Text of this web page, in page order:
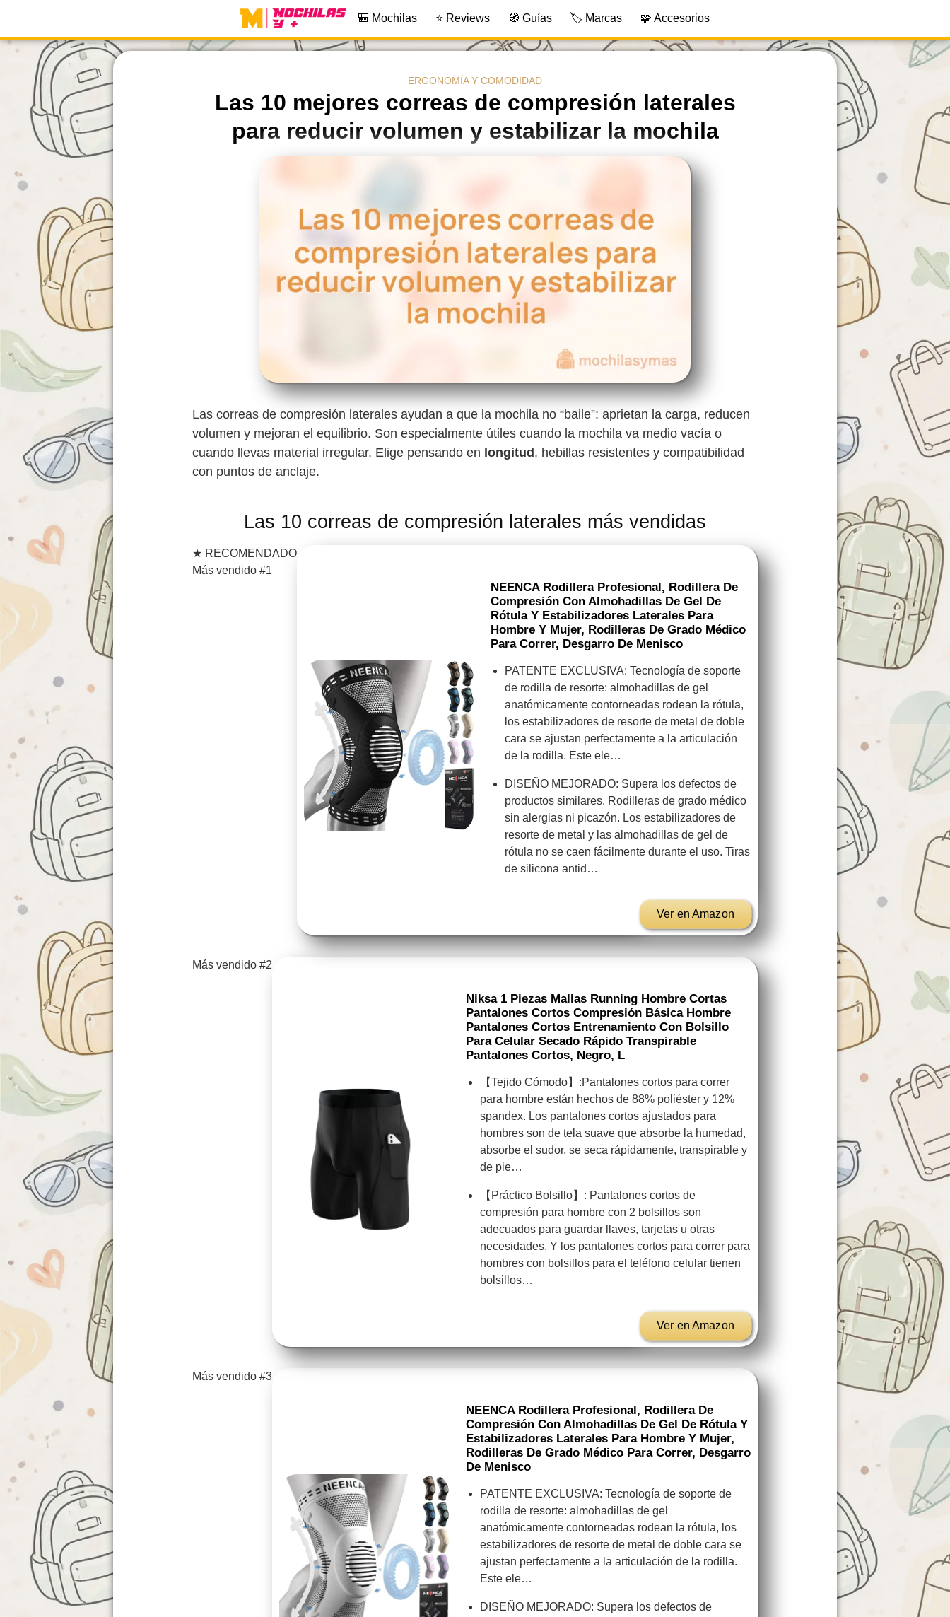
content
🎒 Mochilas ⭐ Reviews 🧭 Guías 🏷️ Marcas 🧩 Accesorios
ERGONOMÍA Y COMODIDAD
Las 10 mejores correas de compresión laterales
para reducir volumen y estabilizar la mochila
Las correas de compresión laterales ayudan a que la mochila no “baile”: aprietan la carga, reducen
volumen y mejoran el equilibrio. Son especialmente útiles cuando la mochila va medio vacía o
cuando llevas material irregular. Elige pensando en longitud , hebillas resistentes y compatibilidad
con puntos de anclaje.
Las 10 correas de compresión laterales más vendidas
★ RECOMENDADO
Más vendido #1
NEENCA Rodillera Profesional, Rodillera De
Compresión Con Almohadillas De Gel De
Rótula Y Estabilizadores Laterales Para
Hombre Y Mujer, Rodilleras De Grado Médico
Para Correr, Desgarro De Menisco
PATENTE EXCLUSIVA: Tecnología de soporte
de rodilla de resorte: almohadillas de gel
anatómicamente contorneadas rodean la rótula,
los estabilizadores de resorte de metal de doble
cara se ajustan perfectamente a la articulación
de la rodilla. Este ele…
DISEÑO MEJORADO: Supera los defectos de
productos similares. Rodilleras de grado médico
sin alergias ni picazón. Los estabilizadores de
resorte de metal y las almohadillas de gel de
rótula no se caen fácilmente durante el uso. Tiras
de silicona antid…
Ver en Amazon
Más vendido #2
Niksa 1 Piezas Mallas Running Hombre Cortas
Pantalones Cortos Compresión Básica Hombre
Pantalones Cortos Entrenamiento Con Bolsillo
Para Celular Secado Rápido Transpirable
Pantalones Cortos, Negro, L
【Tejido Cómodo】:Pantalones cortos para correr
para hombre están hechos de 88% poliéster y 12%
spandex. Los pantalones cortos ajustados para
hombres son de tela suave que absorbe la humedad,
absorbe el sudor, se seca rápidamente, transpirable y
de pie…
【Práctico Bolsillo】: Pantalones cortos de
compresión para hombre con 2 bolsillos son
adecuados para guardar llaves, tarjetas u otras
necesidades. Y los pantalones cortos para correr para
hombres con bolsillos para el teléfono celular tienen
bolsillos…
Ver en Amazon
Más vendido #3
NEENCA Rodillera Profesional, Rodillera De
Compresión Con Almohadillas De Gel De Rótula Y
Estabilizadores Laterales Para Hombre Y Mujer,
Rodilleras De Grado Médico Para Correr, Desgarro
De Menisco
PATENTE EXCLUSIVA: Tecnología de soporte de
rodilla de resorte: almohadillas de gel
anatómicamente contorneadas rodean la rótula, los
estabilizadores de resorte de metal de doble cara se
ajustan perfectamente a la articulación de la rodilla.
Este ele…
DISEÑO MEJORADO: Supera los defectos de